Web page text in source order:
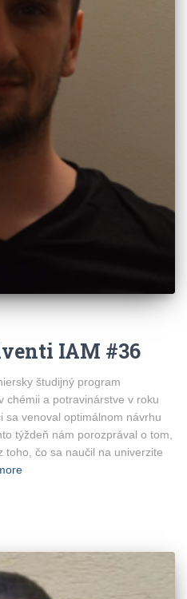
IAM #36
študijný program
chémii a potravinárstve v roku
sa venoval optimálnom návrhu
týždeň nám porozprával o tom,
toho, čo sa naučil na univerzite